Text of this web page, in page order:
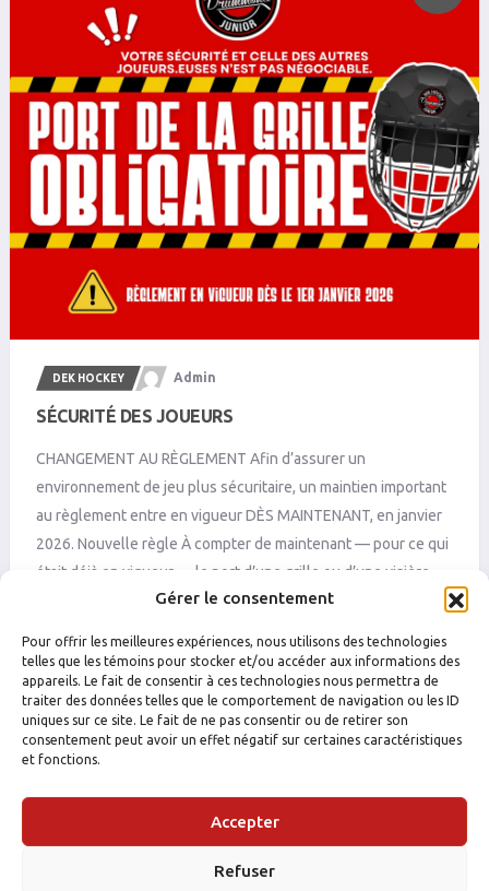
Gérer le consentement
Pour offrir les meilleures expériences, nous utilisons des technologies
telles que les témoins pour stocker et/ou accéder aux informations des
appareils. Le fait de consentir à ces technologies nous permettra de
traiter des données telles que le comportement de navigation ou les ID
uniques sur ce site. Le fait de ne pas consentir ou de retirer son
consentement peut avoir un effet négatif sur certaines caractéristiques
et fonctions.
Accepter
Refuser
DEK HOCKEY Admin
SÉCURITÉ DES JOUEURS
CHANGEMENT AU RÈGLEMENT Afin d’assurer un
environnement de jeu plus sécuritaire, un maintien important
au règlement entre en vigueur DÈS MAINTENANT, en janvier
2026. Nouvelle règle À compter de maintenant — pour ce qui
était déjà en vigueur — le port d’une grille ou d’une visière
complète est obligatoire pour : Tous les joueurs nés en 2008